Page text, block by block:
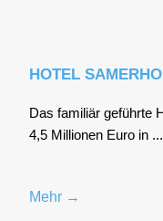
HOTEL
Das fami­li­är geführ­te
4,5 Mil­lio­nen Euro in ...
Mehr →